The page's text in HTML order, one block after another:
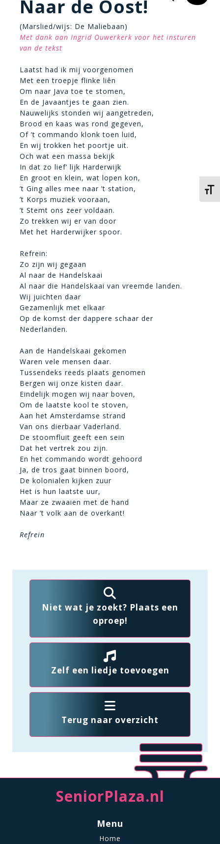
Naar de Oost!
(Marslied/wijs: De Maliebaan)
Met dank aan Ingrid Ouwerkerk voor het insturen
van de tekst
Laatst had ik mij voorgenomen
Met een troepje flinke liên
Om naar Java toe te stomen,
En de Javaantjes te gaan zien.
Nauwelijks stonden wij aangetreden,
Brood en kaas was rond gegeven,
Of ’t commando klonk toen luid,
En wij trokken het poortje uit.
Och wat een massa bekijk
In dat zo lief’ lijk Harderwijk
En groot en klein, wat lopen kon,
’t Ging alles mee naar ’t station,
’t Korps muziek vooraan,
’t Stemt ons zeer voldaan.
Zo trekken wij er van door
Met het Harderwijker spoor.
Refrein:
Zo zijn wij gegaan
Al naar de Handelskaai
Al naar die Handelskaai van vreemde landen.
Wij juichten daar
Gezamenlijk met elkaar
Op de komst der dappere schaar der
Nederlanden.
Aan de Handelskaai gekomen
Waren vele mensen daar.
Tussendeks reeds plaats genomen
Bergen wij onze kisten daar.
Eindelijk mogen wij naar boven,
Om de laatste kool te stoven,
Aan het Amsterdamse strand
Van ons dierbaar Vaderland.
De stoomfluit geeft een sein
Dat het vertrek zou zijn.
En het commando wordt gehoord
Ja, de tros gaat binnen boord,
De kolonialen kijken zuur
Het is hun laatste uur,
Maar ze zwaaien met de hand
Naar ’t volk aan de overkant!
Refrein
Niet wat je zoekt? Plaats een
oproep!
Zelf een liedje toevoegen
Terug naar overzicht
SeniorPlaza.nl
Menu
Home